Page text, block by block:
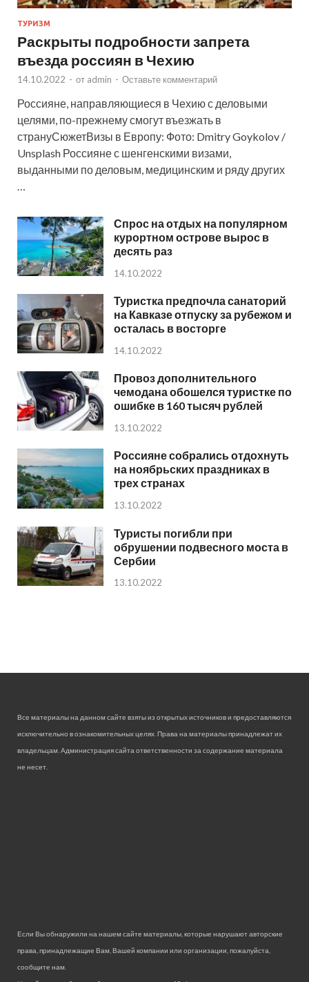
ТУРИЗМ
Раскрыты подробности запрета
въезда россиян в Чехию
14.10.2022 - от admin - Оставьте комментарий
Россияне, направляющиеся в Чехию с деловыми
целями, по-прежнему смогут въезжать в
странуСюжетВизы в Европу: Фото: Dmitry Goykolov /
Unsplash Россияне с шенгенскими визами,
выданными по деловым, медицинским и ряду других
…
Спрос на отдых на популярном
курортном острове вырос в
десять раз
14.10.2022
Туристка предпочла санаторий
на Кавказе отпуску за рубежом и
осталась в восторге
14.10.2022
Провоз дополнительного
чемодана обошелся туристке по
ошибке в 160 тысяч рублей
13.10.2022
Россияне собрались отдохнуть
на ноябрьских праздниках в
трех странах
13.10.2022
Туристы погибли при
обрушении подвесного моста в
Сербии
13.10.2022
Все материалы на данном сайте взяты из открытых источников и предоставляются
исключительно в ознакомительных целях. Права на материалы принадлежат их
владельцам. Администрация сайта ответственности за содержание материала
не несет.
Если Вы обнаружили на нашем сайте материалы, которые нарушают авторские
права, принадлежащие Вам, Вашей компании или организации, пожалуйста,
сообщите нам.